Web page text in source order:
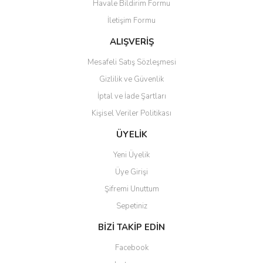
Ürün açıklamasında eksik bilgiler bulunuyor.
Ürün bilgilerinde hatalar bulunuyor.
Ürün fiyatı diğer sitelerden daha pahalı.
Gönder
Havale Bildirim Formu
İletişim Formu
ALIŞVERİŞ
Mesafeli Satış Sözleşmesi
Gizlilik ve Güvenlik
İptal ve İade Şartları
Kişisel Veriler Politikası
ÜYELİK
Yeni Üyelik
Üye Girişi
Şifremi Unuttum
Sepetiniz
BİZİ TAKİP EDİN
Facebook